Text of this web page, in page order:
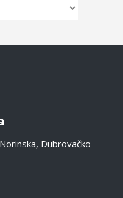
Dubrovačko –